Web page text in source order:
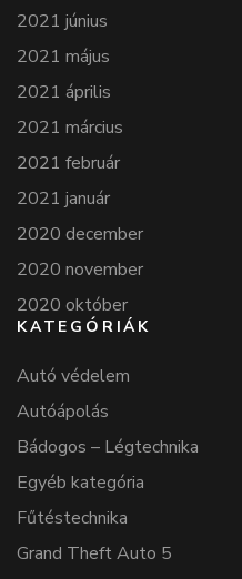
2021 június
2021 május
2021 április
2021 március
2021 február
2021 január
2020 december
2020 november
2020 október
KATEGÓRIÁK
Autó védelem
Autóápolás
Bádogos – Légtechnika
Egyéb kategória
Fűtéstechnika
Grand Theft Auto 5